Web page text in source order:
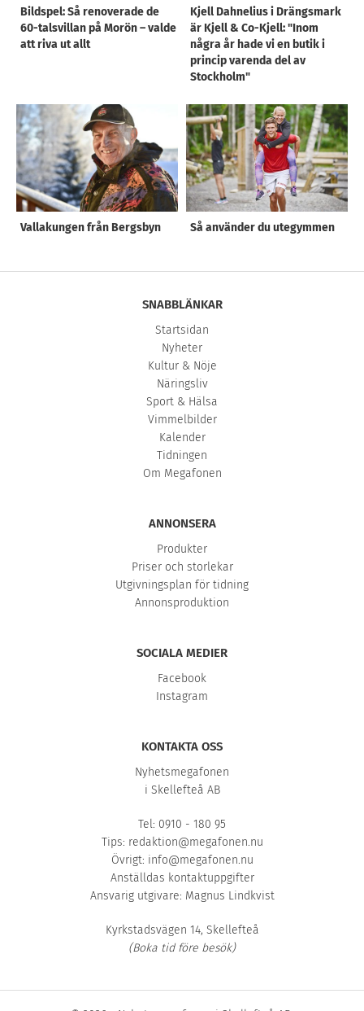
Bildspel: Så renoverade de
60-talsvillan på Morön – valde
att riva ut allt
Kjell Dahnelius i Drängsmark
är Kjell & Co-Kjell: "Inom
några år hade vi en butik i
princip varenda del av
Stockholm"
Vallakungen från Bergsbyn Så använder du utegymmen
SNABBLÄNKAR
Startsidan
Nyheter
Kultur & Nöje
Näringsliv
Sport & Hälsa
Vimmelbilder
Kalender
Tidningen
Om Megafonen
ANNONSERA
Produkter
Priser och storlekar
Utgivningsplan för tidning
Annonsproduktion
SOCIALA MEDIER
Facebook
Instagram
KONTAKTA OSS
Nyhetsmegafonen
i Skellefteå AB
Tel: 0910 - 180 95
Tips: redaktion@megafonen.nu
Övrigt: info@megafonen.nu
Anställdas kontaktuppgifter
Ansvarig utgivare: Magnus Lindkvist
Kyrkstadsvägen 14, Skellefteå
(Boka tid före besök)